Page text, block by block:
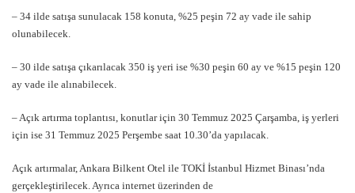
– 34 ilde satışa sunulacak 158 konuta, %25 peşin 72 ay vade ile sahip
olunabilecek.
– 30 ilde satışa çıkarılacak 350 iş yeri ise %30 peşin 60 ay ve %15 peşin 120
ay vade ile alınabilecek.
– Açık artırma toplantısı, konutlar için 30 Temmuz 2025 Çarşamba, iş yerleri
için ise 31 Temmuz 2025 Perşembe saat 10.30’da yapılacak.
Açık artırmalar, Ankara Bilkent Otel ile TOKİ İstanbul Hizmet Binası’nda
gerçekleştirilecek. Ayrıca internet üzerinden de